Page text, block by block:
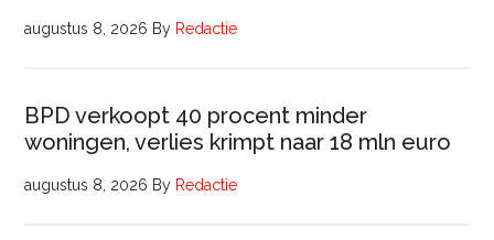
augustus 8, 2026 By Redactie
BPD verkoopt 40 procent minder
woningen, verlies krimpt naar 18 mln euro
augustus 8, 2026 By Redactie